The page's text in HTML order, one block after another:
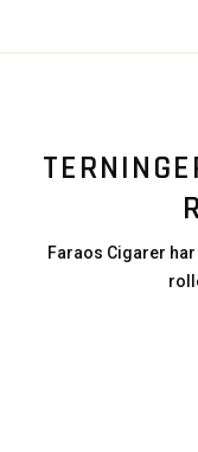
Faraos Cigarer